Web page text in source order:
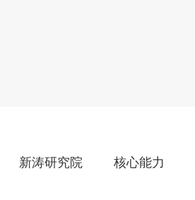
新涛研究院 核心能力